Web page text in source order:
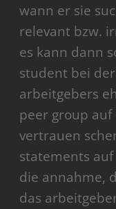
wann er sie
relevant bzw.
es kann dann
student bei
arbeitgebers
peer group
vertrauen
statements
die annahme,
das